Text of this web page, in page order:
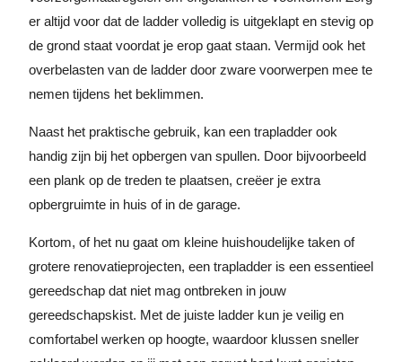
er altijd voor dat de ladder volledig is uitgeklapt en stevig op
de grond staat voordat je erop gaat staan. Vermijd ook het
overbelasten van de ladder door zware voorwerpen mee te
nemen tijdens het beklimmen.
Naast het praktische gebruik, kan een trapladder ook
handig zijn bij het opbergen van spullen. Door bijvoorbeeld
een plank op de treden te plaatsen, creëer je extra
opbergruimte in huis of in de garage.
Kortom, of het nu gaat om kleine huishoudelijke taken of
grotere renovatieprojecten, een trapladder is een essentieel
gereedschap dat niet mag ontbreken in jouw
gereedschapskist. Met de juiste ladder kun je veilig en
comfortabel werken op hoogte, waardoor klussen sneller